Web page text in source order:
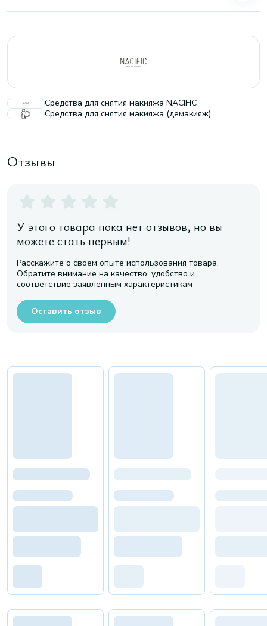
Средства для снятия макияжа NACIFIC
Средства для снятия макияжа (демакияж)
Отзывы
У этого товара пока нет отзывов, но вы
можете стать первым!
Расскажите о своем опыте использования товара.
Обратите внимание на качество, удобство и
соответствие заявленным характеристикам
Оставить отзыв